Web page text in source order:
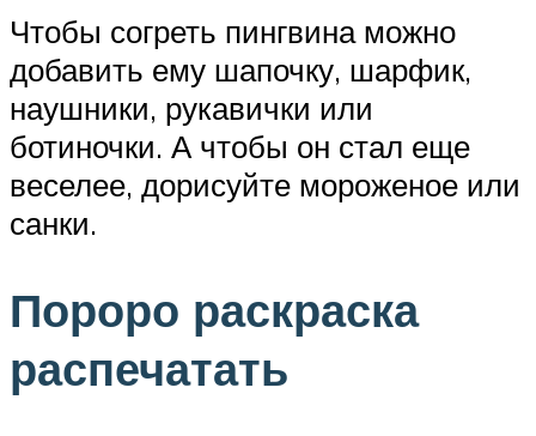
Чтобы согреть пингвина можно
добавить ему шапочку, шарфик,
наушники, рукавички или
ботиночки. А чтобы он стал еще
веселее, дорисуйте мороженое или
санки.
Пороро раскраска
распечатать